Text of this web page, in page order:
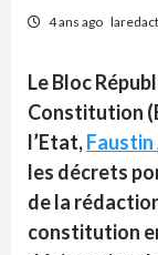
4 ans ago
Le Bloc
Constitution
l’Etat,
les décrets
de la
constitution